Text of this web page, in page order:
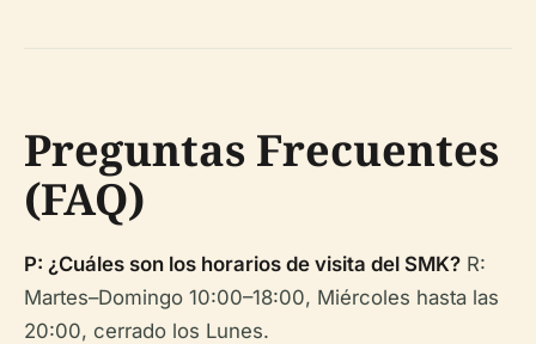
Preguntas Frecuentes
(FAQ)
P: ¿Cuáles son los horarios de visita del SMK? R:
Martes–Domingo 10:00–18:00, Miércoles hasta las
20:00, cerrado los Lunes.